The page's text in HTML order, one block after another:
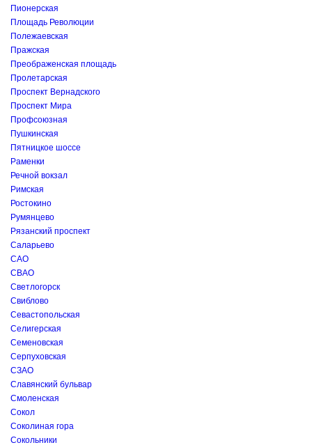
Пионерская
Площадь Революции
Полежаевская
Пражская
Преображенская площадь
Пролетарская
Проспект Вернадского
Проспект Мира
Профсоюзная
Пушкинская
Пятницкое шоссе
Раменки
Речной вокзал
Римская
Ростокино
Румянцево
Рязанский проспект
Саларьево
САО
СВАО
Светлогорск
Свиблово
Севастопольская
Селигерская
Семеновская
Серпуховская
СЗАО
Славянский бульвар
Смоленская
Сокол
Соколиная гора
Сокольники